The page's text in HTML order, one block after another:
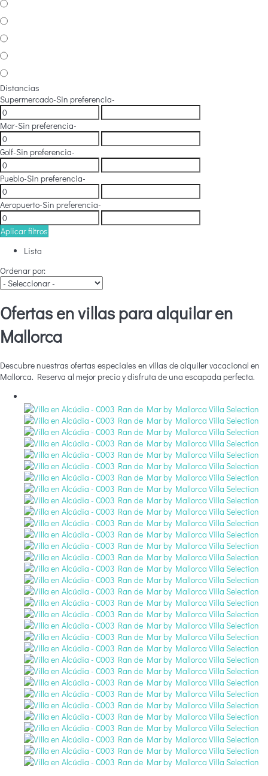
Distancias
Supermercado-Sin preferencia-
Mar-Sin preferencia-
Golf-Sin preferencia-
Pueblo-Sin preferencia-
Aeropuerto-Sin preferencia-
Aplicar filtros
Lista
Ordenar por:
Ofertas en villas para alquilar en
Mallorca
Descubre nuestras ofertas especiales en villas de alquiler vacacional en
Mallorca. Reserva al mejor precio y disfruta de una escapada perfecta.